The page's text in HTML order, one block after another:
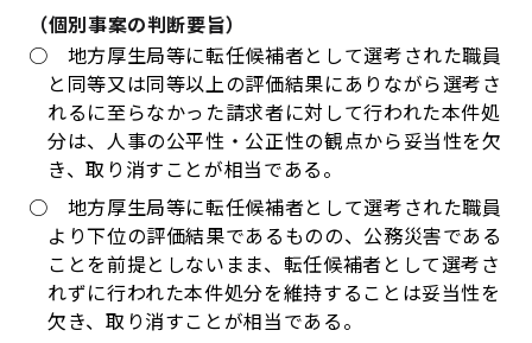
（個別事案の判断要旨）
○
地方厚生局等に転任候補者として選考された職員
と同等又は同等以上の評価結果にありながら選考さ
れるに至らなかった請求者に対して行われた本件処
分は、人事の公平性・公正性の観点から妥当性を欠
き、取り消すことが相当である。
○
地方厚生局等に転任候補者として選考された職員
より下位の評価結果であるものの、公務災害である
ことを前提としないまま、転任候補者として選考さ
れずに行われた本件処分を維持することは妥当性を
欠き、取り消すことが相当である。